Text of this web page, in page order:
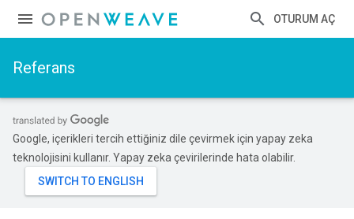
OTURUM AÇ
Referans
Google, içerikleri tercih ettiğiniz dile çevirmek için yapay zeka
teknolojisini kullanır. Yapay zeka çevirilerinde hata olabilir.